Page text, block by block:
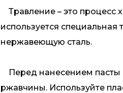
Травление – это процесс
используется
нержавеющую сталь.
Перед нанесением пасты
ржавчины. Используйте